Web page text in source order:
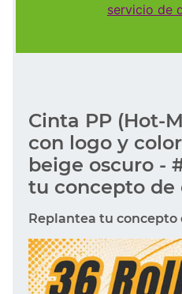
servicio de
Cinta PP (Hot-
con logo y
beige oscuro -
tu concepto de
Replantea tu concepto